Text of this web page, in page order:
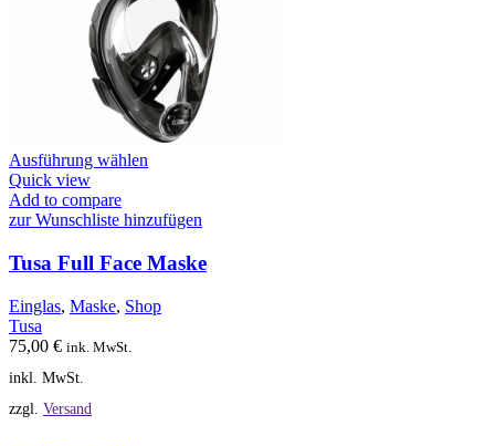
Ausführung wählen
mehrere
auf.
Die
können
Quick view
Add to compare
zur Wunschliste hinzufügen
Tusa Full Face Maske
Einglas, Maske, Shop
Tusa
75,00 € ink. MwSt.
inkl. MwSt.
zzgl. Versand